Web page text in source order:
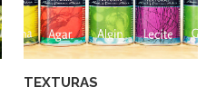
TEXTURAS